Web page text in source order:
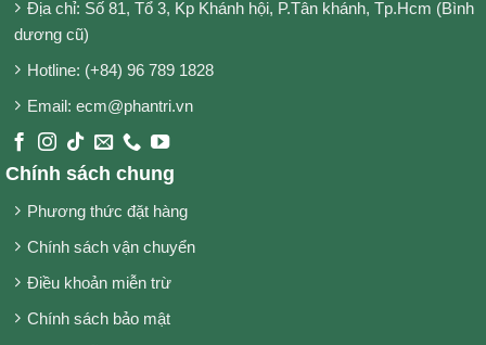
Địa chỉ: Số 81, Tổ 3, Kp Khánh hội, P.Tân khánh, Tp.Hcm (Bình
dương cũ)
Hotline: (+84) 96 789 1828
Email: ecm@phantri.vn
Chính sách chung
Phương thức đặt hàng
Chính sách vận chuyển
Điều khoản miễn trừ
Chính sách bảo mật